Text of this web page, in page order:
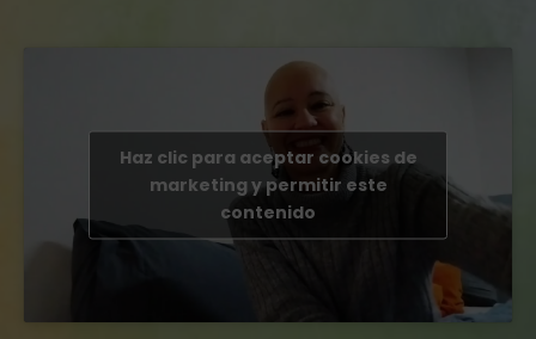
Haz clic para aceptar cookies de
marketing y permitir este
contenido